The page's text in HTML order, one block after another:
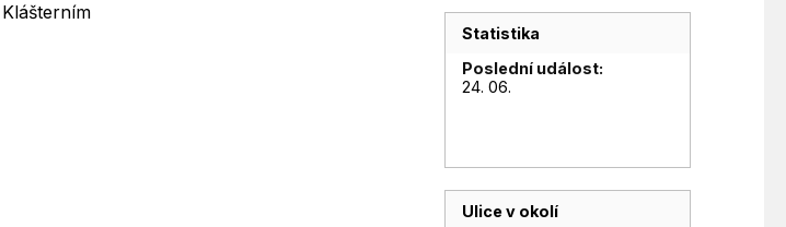
Statistika
Poslední událost:
24. 06.
Ulice v okolí